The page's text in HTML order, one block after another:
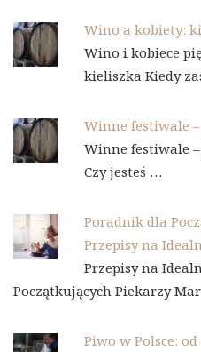
Wino a kobiety:
Wino i kobiece
kieliszka Kiedy
Winne festiwale
Winne festiwale
Czy jesteś …
Poradnik dla
Przepisy na
Przepisy na
Początkujących Piekarzy
Piwo w Polsce: